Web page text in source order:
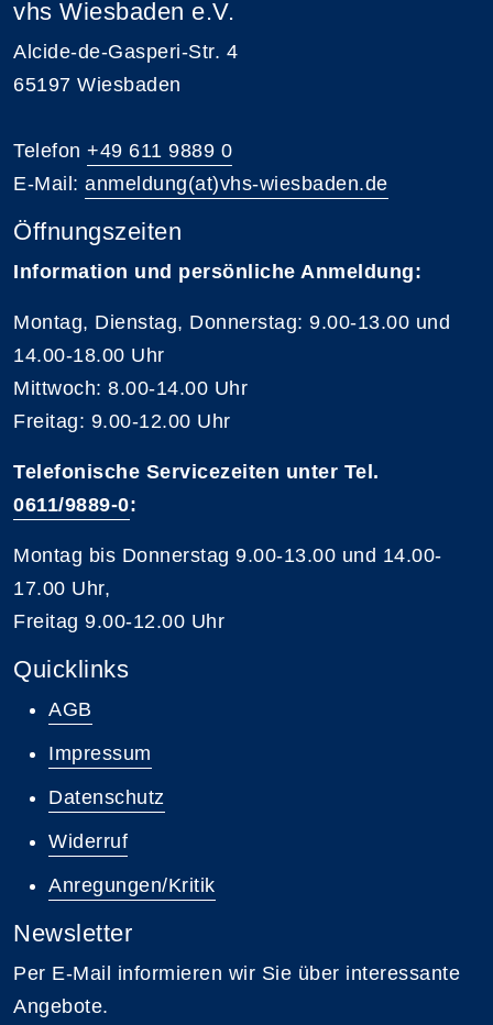
vhs Wiesbaden e.V.
Alcide-de-Gasperi-Str. 4
65197 Wiesbaden
Telefon +49 611 9889 0
E-Mail: anmeldung(at)vhs-wiesbaden.de
Öffnungszeiten
Information und persönliche Anmeldung:
Montag, Dienstag, Donnerstag: 9.00-13.00 und
14.00-18.00 Uhr
Mittwoch: 8.00-14.00 Uhr
Freitag: 9.00-12.00 Uhr
Telefonische Servicezeiten unter Tel.
0611/9889-0:
Montag bis Donnerstag 9.00-13.00 und 14.00-
17.00 Uhr,
Freitag 9.00-12.00 Uhr
Quicklinks
AGB
Impressum
Datenschutz
Widerruf
Anregungen/Kritik
Newsletter
Per E-Mail informieren wir Sie über interessante
Angebote.